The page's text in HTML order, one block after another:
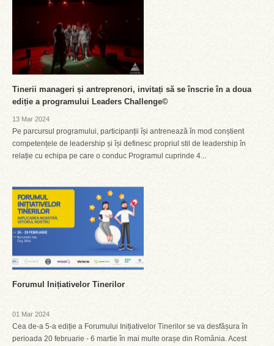
Tinerii manageri și antreprenori, invitați să se înscrie în a doua
ediție a programului Leaders Challenge©
13 Mar 2024
Pe parcursul programului, participanții își antrenează în mod conștient
competențele de leadership și își definesc propriul stil de leadership în
relație cu echipa pe care o conduc Programul cuprinde 4...
Forumul Inițiativelor Tinerilor
01 Mar 2024
Cea de-a 5-a ediție a Forumului Inițiativelor Tinerilor se va desfășura în
perioada 20 februarie - 6 martie în mai multe orașe din România. Acest